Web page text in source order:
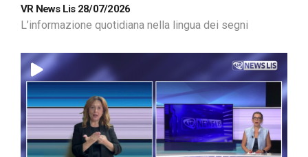
VR News Lis 28/07/2026
L’informazione quotidiana nella lingua dei segni